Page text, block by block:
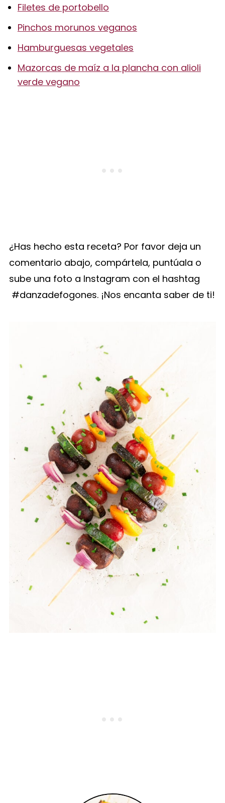
Filetes de portobello
Pinchos morunos veganos
Hamburguesas vegetales
Mazorcas de maíz a la plancha con alioli
verde vegano
¿Has hecho esta receta? Por favor deja un
comentario abajo, compártela, puntúala o
sube una foto a Instagram con el hashtag
#danzadefogones. ¡Nos encanta saber de ti!